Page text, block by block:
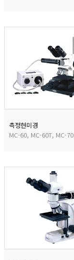
측정현미경
MC-60, MC-60T, MC-